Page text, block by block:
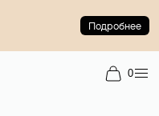
Подробнее
0